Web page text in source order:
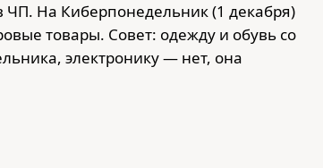
На Киберпонедельник (1 декабря)
товары. Совет: одежду и обувь со
электронику — нет, она